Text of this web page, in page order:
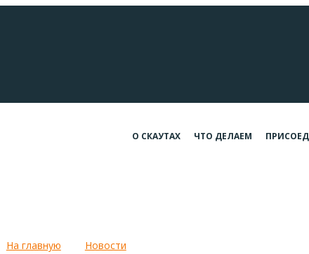
О СКАУТАХ ЧТО ДЕЛАЕМ
На главную Новости